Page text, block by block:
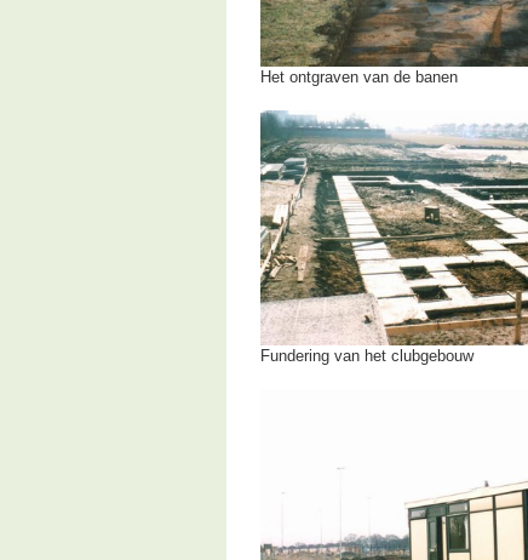
Het ontgraven van de banen
Fundering van het clubgebouw